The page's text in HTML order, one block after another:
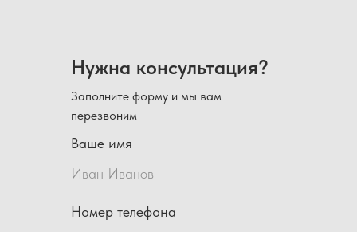
Ваше имя
Номер телефона
Нужна консультация?
Заполните форму и мы вам
перезвоним